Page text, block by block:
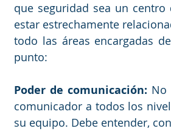
que seguridad sea un
estar estrechamente
todo las áreas encargadas
punto:
Poder de comunicación: No
comunicador a todos los
su equipo. Debe entender,